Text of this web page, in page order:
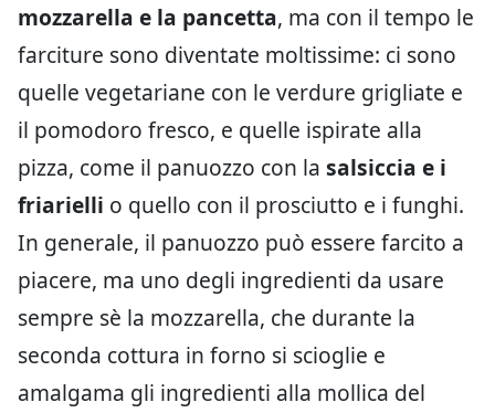
mozzarella e la pancetta, ma con il tempo le
farciture sono diventate moltissime: ci sono
quelle vegetariane con le verdure grigliate e
il pomodoro fresco, e quelle ispirate alla
pizza, come il panuozzo con la salsiccia e i
friarielli o quello con il prosciutto e i funghi.
In generale, il panuozzo può essere farcito a
piacere, ma uno degli ingredienti da usare
sempre sè la mozzarella, che durante la
seconda cottura in forno si scioglie e
amalgama gli ingredienti alla mollica del